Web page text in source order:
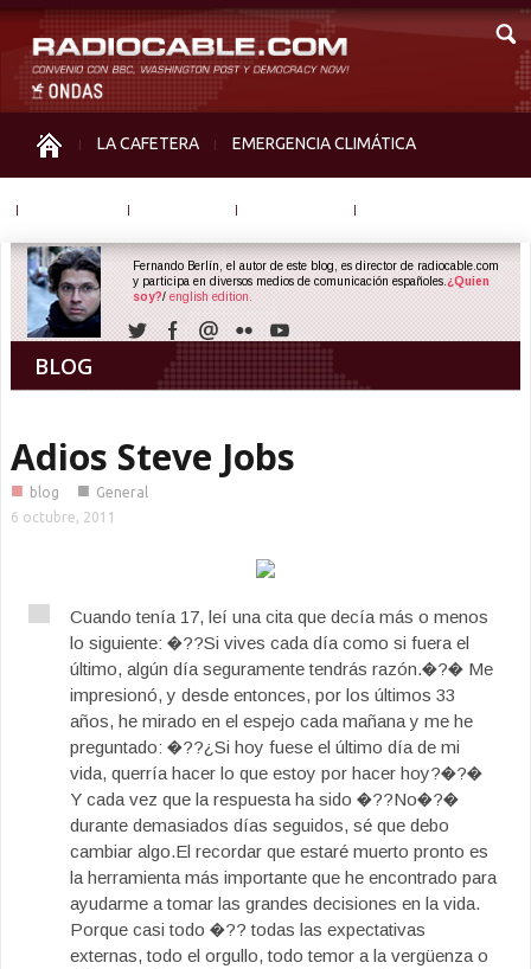
LA CAFETERA EMERGENCIA CLIMÁTICA
BLOG
Fernando Berlín, el autor de este blog, es director de radiocable.com
y participa en diversos medios de comunicación españoles. ¿Quien
soy?/ english edition.
Adios Steve Jobs
■ blog ■ General
6 octubre, 2011
Cuando tenía 17, leí una cita que decía más o menos
lo siguiente: �??Si vives cada día como si fuera el
último, algún día seguramente tendrás razón.�?� Me
impresionó, y desde entonces, por los últimos 33
años, he mirado en el espejo cada mañana y me he
preguntado: �??¿Si hoy fuese el último día de mi
vida, querría hacer lo que estoy por hacer hoy?�?�
Y cada vez que la respuesta ha sido �??No�?�
durante demasiados días seguidos, sé que debo
cambiar algo.El recordar que estaré muerto pronto es
la herramienta más importante que he encontrado para
ayudarme a tomar las grandes decisiones en la vida.
Porque casi todo �?? todas las expectativas
externas, todo el orgullo, todo temor a la vergüenza o